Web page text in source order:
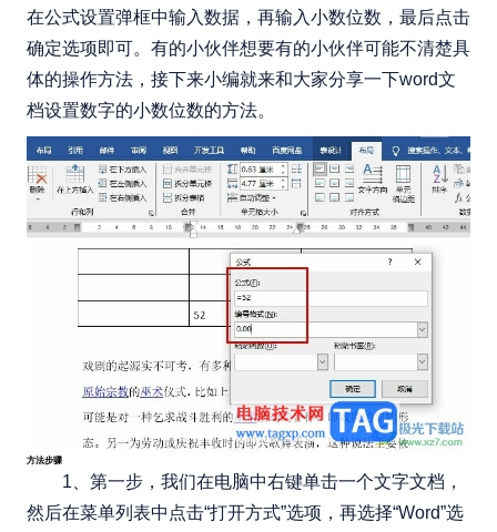
在公式设置弹框中输入数据，再输入小数位数，最后点击
确定选项即可。有的小伙伴想要有的小伙伴可能不清楚具
体的操作方法，接下来小编就来和大家分享一下word文
档设置数字的小数位数的方法。
方法步骤
1、第一步，我们在电脑中右键单击一个文字文档，
然后在菜单列表中点击“打开方式”选项，再选择“Word”选